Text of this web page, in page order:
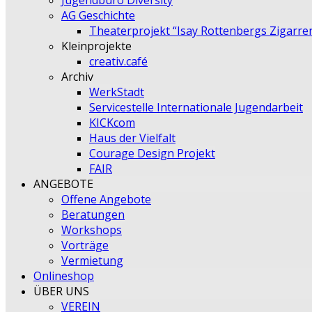
AG Geschichte
Theaterprojekt “Isay Rottenbergs
Kleinprojekte
creativ.café
Archiv
WerkStadt
Servicestelle Internationale Jugendarbeit
KICKcom
Haus der Vielfalt
Courage Design Projekt
FAIR
ANGEBOTE
Offene Angebote
Beratungen
Workshops
Vorträge
Vermietung
Onlineshop
ÜBER UNS
VEREIN